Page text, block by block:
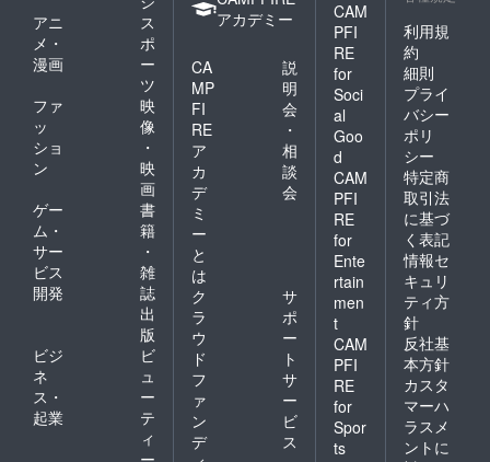
アニ
メ・
漫画
ス
ポ
ー
ツ
ファ
ッ
ショ
ン
映
像
・
映
画
ゲー
ム・
サー
ビス
開発
書
籍
・
雑
誌
出
版
ビジ
ネ
ス・
起業
ビ
ュ
ー
テ
ィ
アカデミー
CA
MP
FI
RE
ア
カ
デ
ミ
ー
と
は
説
明
会
・
相
談
会
ク
ラ
ウ
ド
フ
ァ
ン
デ
サ
ポ
ー
ト
サ
ー
ビ
ス
CAM
PFI
RE
for
Soci
al
Goo
d
CAM
PFI
RE
for
Ente
rtain
men
t
CAM
PFI
RE
for
Spor
ts
利用規
約
細則
プライ
バシー
ポリ
シー
特定商
取引法
に基づ
く表記
情報セ
キュリ
ティ方
針
反社基
本方針
カスタ
マーハ
ラスメ
ントに